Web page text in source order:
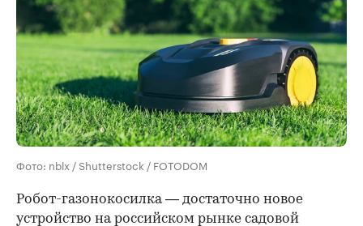
Фото: nblx / Shutterstock / FOTODOM
Робот-газонокосилка — достаточно новое
устройство на российском рынке садовой